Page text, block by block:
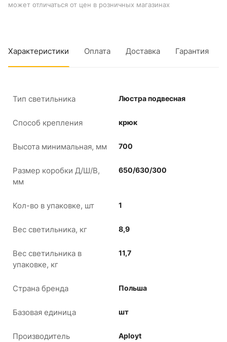
может отличаться от цен в розничных магазинах
Характеристики Оплата Доставка Гарантия
Тип светильника Люстра подвесная
Способ крепления крюк
Высота минимальная, мм 700
Размер коробки Д/Ш/В,
мм
650/630/300
Кол-во в упаковке, шт 1
Вес светильника, кг 8,9
Вес светильника в
упаковке, кг
11,7
Страна бренда Польша
Базовая единица шт
Производитель Aployt